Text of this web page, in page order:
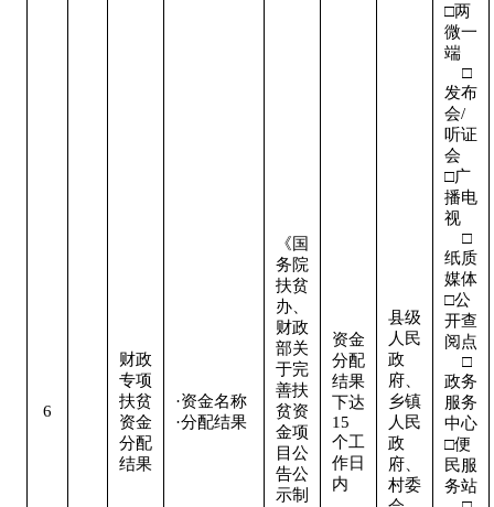
6
财政
专项
扶贫
资金
分配
结果
·资金名称
·分配结果
《国
务院
扶贫
办、
财政
部关
于完
善扶
贫资
金项
目公
告公
示制
资金
分配
结果
下达
15
个工
作日
内
县级
人民
政
府、
乡镇
人民
政
府、
村委
□两
微一
端
□
发布
会/
听证
会
□广
播电
视
□
纸质
媒体
□公
开查
阅点
□
政务
服务
中心
□便
民服
务站